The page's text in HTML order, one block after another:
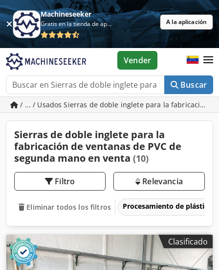
Machineseeker
Gratis en la tienda de aplicaciones A la aplicación
Buscar
Vender
/ ... / Usados Sierras de doble inglete para la fabricación
Sierras de doble inglete para la
fabricación de ventanas de PVC de
segunda mano en venta (10)
Filtro Relevancia
Eliminar todos los filtros Procesamiento de plásticos
Clasificado